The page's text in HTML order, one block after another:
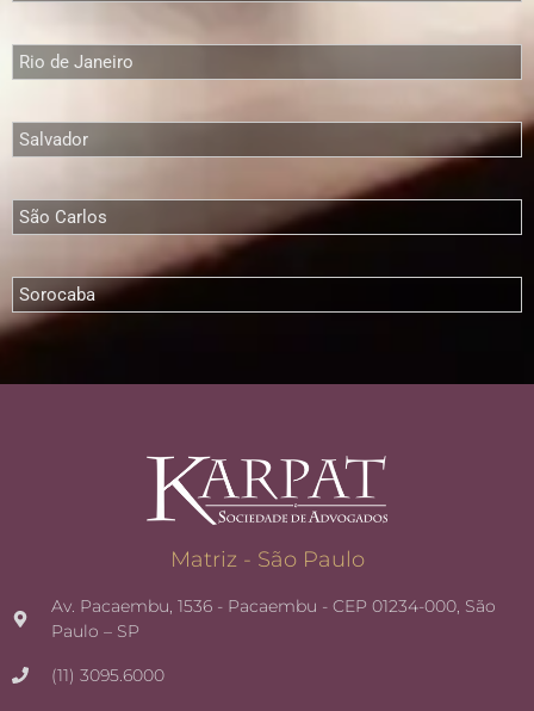
Rio de Janeiro
Salvador
São Carlos
Sorocaba
Matriz - São Paulo
Av. Pacaembu, 1536 - Pacaembu - CEP 01234-000, São
Paulo – SP
(11) 3095.6000